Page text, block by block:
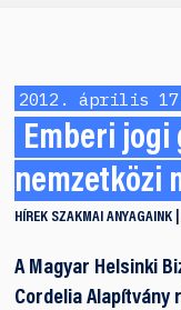
2012. április
Emberi jogi
nemzetközi
HÍREK SZAKMAI ANYAGAINK
A Magyar Helsinki
Cordelia Alapítvány